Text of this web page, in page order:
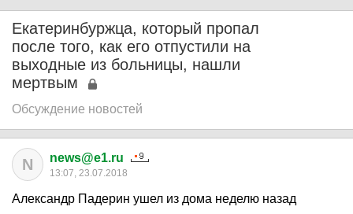
Екатеринбуржца, который пропал
после того, как его отпустили на
выходные из больницы, нашли
мертвым
Обсуждение новостей
N news@e1.ru
13:07, 23.07.2018
Александр Падерин ушел из дома неделю назад